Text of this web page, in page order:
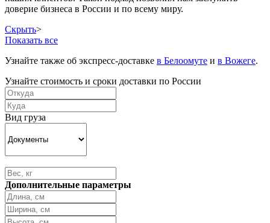
доверие бизнеса в России и по всему миру.
Скрыть>
Показать все
Узнайте также об экспресс-доставке в Белоомуте и в Вожеге.
Узнайте стоимость и сроки доставки по России
Вид груза
Дополнительные параметры